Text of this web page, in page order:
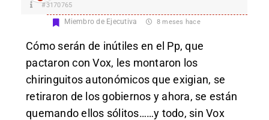
#3170765
Miembro de Ejecutiva 8 meses hace
Cómo serán de inútiles en el Pp, que
pactaron con Vox, les montaron los
chiringuitos autonómicos que exigian, se
retiraron de los gobiernos y ahora, se están
quemando ellos sólitos……y todo, sin Vox